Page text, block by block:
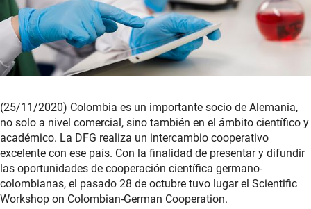
(25/11/2020) Colombia es un importante socio de Alemania,
no solo a nivel comercial, sino también en el ámbito científico y
académico. La DFG realiza un intercambio cooperativo
excelente con ese país. Con la finalidad de presentar y difundir
las oportunidades de cooperación científica germano-
colombianas, el pasado 28 de octubre tuvo lugar el Scientific
Workshop on Colombian-German Cooperation.